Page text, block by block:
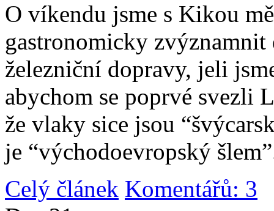
O víkendu jsme s Kikou
gastronomicky
železniční dopravy, jeli
abychom se poprvé svezli
že vlaky sice jsou
je “východoevropský
Celý článek Komentářů: 3